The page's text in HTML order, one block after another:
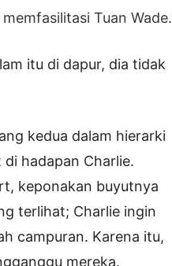
Tuan Wade.
itu di dapur, dia tidak
kedua dalam hierarki
hadapan Charlie.
keponakan buyutnya
terlihat; Charlie ingin
campuran. Karena itu,
mereka.